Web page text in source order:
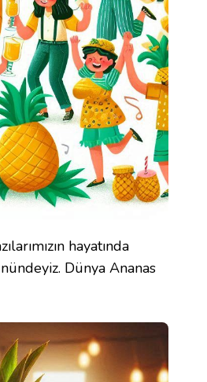
hayatında
Dünya Ananas